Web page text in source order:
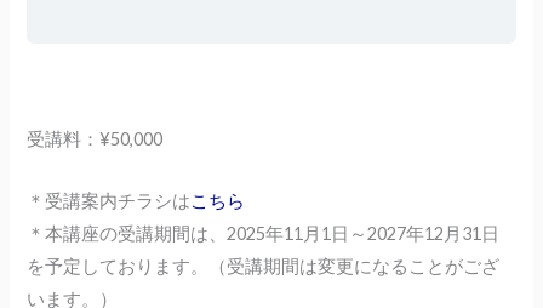
受講料：¥50,000
＊受講案内チラシはこちら
＊本講座の受講期間は、2025年11月1日～2027年12月31日
を予定しております。（受講期間は変更になることがござ
います。）